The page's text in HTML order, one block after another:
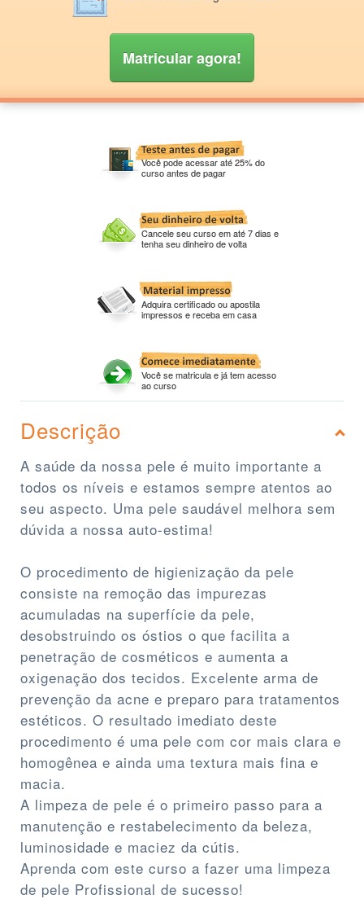
Matricular agora!
Você pode acessar até 25% do
curso antes de pagar
Cancele seu curso em até 7 dias e
tenha seu dinheiro de volta
Adquira certificado ou apostila
impressos e receba em casa
Você se matricula e já tem acesso
ao curso
Descrição
A saúde da nossa pele é muito importante a
todos os níveis e estamos sempre atentos ao
seu aspecto. Uma pele saudável melhora sem
dúvida a nossa auto-estima!
O procedimento de higienização da pele
consiste na remoção das impurezas
acumuladas na superfície da pele,
desobstruindo os óstios o que facilita a
penetração de cosméticos e aumenta a
oxigenação dos tecidos. Excelente arma de
prevenção da acne e preparo para tratamentos
estéticos. O resultado imediato deste
procedimento é uma pele com cor mais clara e
homogênea e ainda uma textura mais fina e
macia.
A limpeza de pele é o primeiro passo para a
manutenção e restabelecimento da beleza,
luminosidade e maciez da cútis.
Aprenda com este curso a fazer uma limpeza
de pele Profissional de sucesso!